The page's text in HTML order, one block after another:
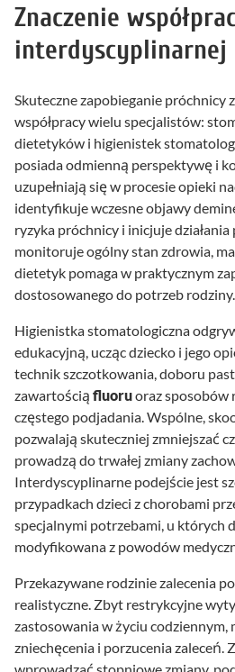
Znaczenie
interdyscyplinarnej
Skuteczne zapobieganie próchnicy
współpracy wielu specjalistów:
dietetyków i higienistek
posiada odmienną perspektywę i
uzupełniają się w procesie opieki
identyfikuje wczesne objawy
ryzyka próchnicy i inicjuje
monitoruje ogólny stan zdrowia,
dietetyk pomaga w praktycznym
dostosowanego do potrzeb rodziny.
Higienistka stomatologiczna
edukacyjną, ucząc dziecko i jego
technik szczotkowania, doboru
zawartością fluoruoraz sposobów
częstego podjadania. Wspólne,
pozwalają skuteczniej zmniejszać
prowadzą do trwałej zmiany
Interdyscyplinarne podejście jest
przypadkach dzieci z chorobami
specjalnymi potrzebami, u których
modyfikowana z powodów
Przekazywane rodzinie zalecenia
realistyczne. Zbyt restrykcyjne
zastosowania w życiu codziennym,
zniechęcenia i porzucenia zaleceń.